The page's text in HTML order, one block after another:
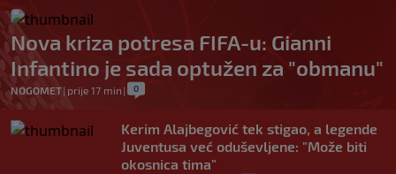
Nova kriza potresa FIFA-u: Gianni
Infantino je sada optužen za "obmanu"
NOGOMET| prije 17 min | 0
Kerim Alajbegović tek stigao, a legende
Juventusa već oduševljene: "Može biti
okosnica tima"